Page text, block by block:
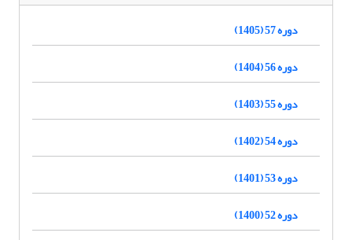
دوره 57 (1405)
دوره 56 (1404)
دوره 55 (1403)
دوره 54 (1402)
دوره 53 (1401)
دوره 52 (1400)